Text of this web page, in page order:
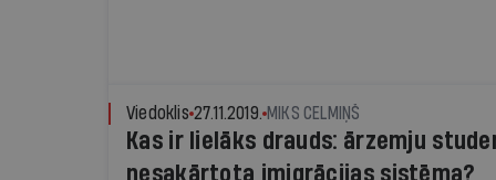
Viedoklis 27.11.2019. MIKS CELMIŅŠ
Kas ir lielāks drauds: ārzemju
nesakārtota imigrācijas sistēma?